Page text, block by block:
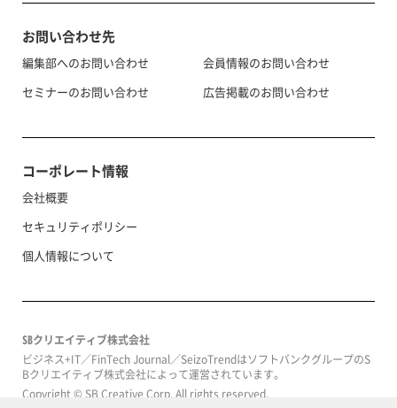
お問い合わせ先
編集部へのお問い合わせ
セミナーのお問い合わせ
会員情報のお問い合わせ
広告掲載のお問い合わせ
コーポレート情報
会社概要
セキュリティポリシー
個人情報について
SBクリエイティブ株式会社
ビジネス+IT／FinTech Journal／SeizoTrendはソフトバンクグループのS
Bクリエイティブ株式会社によって運営されています。
Copyright © SB Creative Corp. All rights reserved.